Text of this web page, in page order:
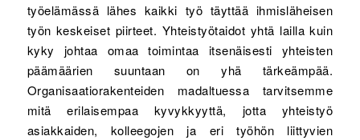
työelämässä lähes kaikki työ täyttää ihmisläheisen
työn keskeiset piirteet. Yhteistyötaidot yhtä lailla kuin
kyky johtaa omaa toimintaa itsenäisesti yhteisten
päämäärien suuntaan on yhä tärkeämpää.
Organisaatiorakenteiden madaltuessa tarvitsemme
mitä erilaisempaa kyvykkyyttä, jotta yhteistyö
asiakkaiden, kolleegojen ja eri työhön liittyvien